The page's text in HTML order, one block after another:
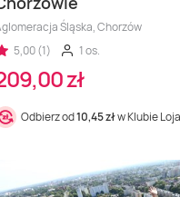
Gliwice, Katowice, Sosnowiec
Śląska, Chorzów
5,00 (1)
1 os.
zł
Odbierz od10,45 złw Klubie